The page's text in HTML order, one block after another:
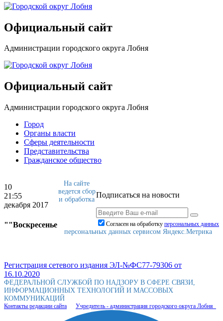
Официальный сайт
Администрации городского округа Лобня
Официальный сайт
Администрации городского округа Лобня
Город
Органы власти
Сферы деятельности
Представительства
Гражданское общество
10
21:55
декабря 2017
""Воскресенье
Подписаться на новости
Согласен на обработку персональныx данных
На сайте
ведется сбор
и обработка
персональных данных сервисом Яндекс.Метрика
Регистрация сетевого издания ЭЛ-№ФС77-79306 от
16.10.2020
ФЕДЕРАЛЬНОЙ СЛУЖБОЙ ПО НАДЗОРУ В СФЕРЕ СВЯЗИ,
ИНФОРМАЦИОННЫХ ТЕХНОЛОГИЙ И МАССОВЫХ
КОММУНИКАЦИЙ
Контакты редакции сайта Учредитель - администрация городского округа Лобня